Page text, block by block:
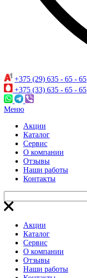
+375 (29) 635 - 65 - 65
+375 (33) 635 - 65 - 65
Меню
Акции
Каталог
Сервис
О компании
Отзывы
Наши работы
Контакты
Акции
Каталог
Сервис
О компании
Отзывы
Наши работы